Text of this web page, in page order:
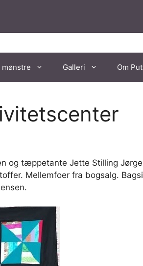
Galleri Om
og tæppetante Jette Stilling
Mellemfoer fra bogsalg.